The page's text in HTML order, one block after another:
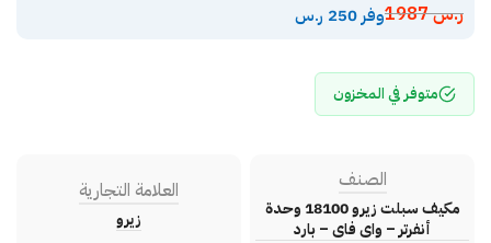
ر.س1987 وفر 250 ر.س
متوفر في المخزون
الصنف
مكيف سبلت زيرو 18100 وحدة
أنفرتر – واى فاى – بارد
العلامة التجارية
زيرو